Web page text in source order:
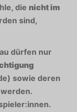
die nicht im
sind,
dürfen nur
sowie deren